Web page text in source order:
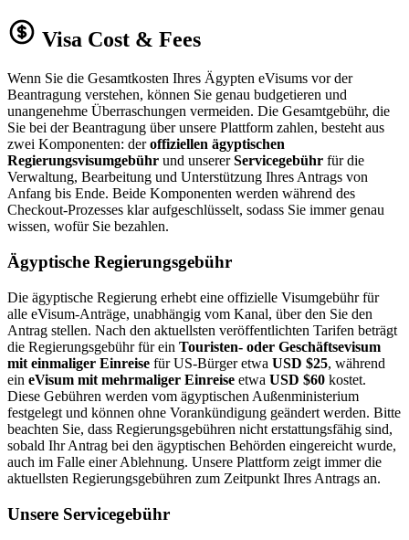
Visa Cost & Fees
Wenn Sie die Gesamtkosten Ihres Ägypten eVisums vor der
Beantragung verstehen, können Sie genau budgetieren und
unangenehme Überraschungen vermeiden. Die Gesamtgebühr, die
Sie bei der Beantragung über unsere Plattform zahlen, besteht aus
zwei Komponenten: deroffiziellen ägyptischen
Regierungsvisumgebühr und unsererServicegebühr für die
Verwaltung, Bearbeitung und Unterstützung Ihres Antrags von
Anfang bis Ende. Beide Komponenten werden während des
Checkout-Prozesses klar aufgeschlüsselt, sodass Sie immer genau
wissen, wofür Sie bezahlen.
Ägyptische Regierungsgebühr
Die ägyptische Regierung erhebt eine offizielle Visumgebühr für
alle eVisum-Anträge, unabhängig vom Kanal, über den Sie den
Antrag stellen. Nach den aktuellsten veröffentlichten Tarifen beträgt
die Regierungsgebühr für ein Touristen- oder Geschäftsevisum
mit einmaliger Einreise für US-Bürger etwa USD $25, während
ein eVisum mit mehrmaliger Einreise etwa USD $60 kostet.
Diese Gebühren werden vom ägyptischen Außenministerium
festgelegt und können ohne Vorankündigung geändert werden. Bitte
beachten Sie, dass Regierungsgebühren nicht erstattungsfähig sind,
sobald Ihr Antrag bei den ägyptischen Behörden eingereicht wurde,
auch im Falle einer Ablehnung. Unsere Plattform zeigt immer die
aktuellsten Regierungsgebühren zum Zeitpunkt Ihres Antrags an.
Unsere Servicegebühr